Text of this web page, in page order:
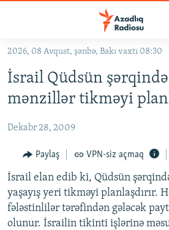
Əsas
qayıt
Əsas
qayıt
#ƏSLINDƏ
FƏRQƏ BAX
QANUNI DOĞRU
ARAŞDIRMA
MULTIMEDIA
2026, 08 Avqust, şənbə, Bakı vaxtı 08:30
İsrail Qüdsün
mənzillər tikməyi
Dekabr 28, 2009
Paylaş VPN-siz açmaq
İsrail elan edib ki, Qüdsün
yaşayış yeri tikməyi planlaşdırır.
fələstinlilər tərəfindən gələcək
olunur. İsrailin tikinti işlərinə